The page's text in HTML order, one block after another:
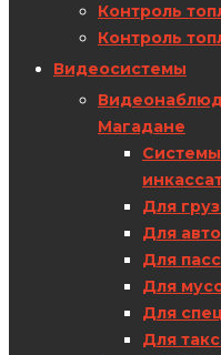
Контроль
Контроль
Видеосистемы
Магадане
Для
Для
Для
Для
Для
Для